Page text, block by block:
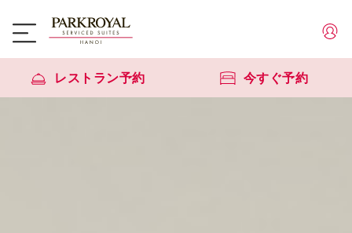
レストラン予約 今すぐ予約